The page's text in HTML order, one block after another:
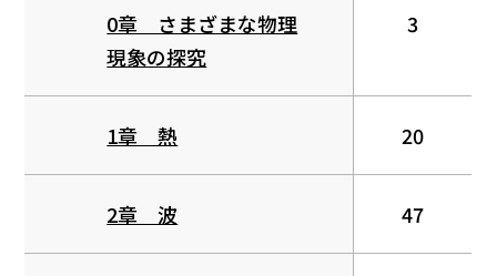
0章 さまざまな物理
現象の探究
3
1章 熱 20
2章 波 47